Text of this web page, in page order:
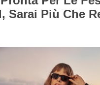
Sarai Più Che